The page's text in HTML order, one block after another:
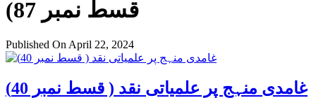
قسط نمبر 87)
Published On April 22, 2024
غامدی منہج پر علمیاتی نقد ( قسط نمبر 40)